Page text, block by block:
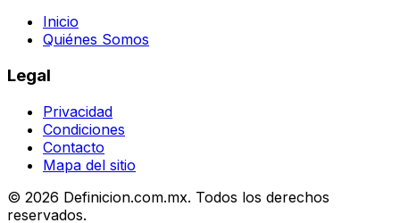
Inicio
Quiénes Somos
Legal
Privacidad
Condiciones
Contacto
Mapa del sitio
© 2026 Definicion.com.mx. Todos los derechos
reservados.